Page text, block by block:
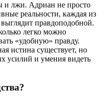
и лжи. Адриан не просто
реальности, каждая из
правдоподобной.
легко можно
«удобную» правду.
истина существует, но
усилий и умения видеть